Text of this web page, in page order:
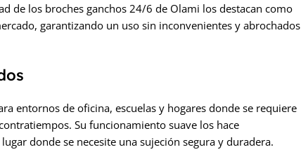
de los broches ganchos 24/6 de Olami los destacan como
garantizando un uso sin inconvenientes y abrochados
entornos de oficina, escuelas y hogares donde se requiere
Su funcionamiento suave los hace
donde se necesite una sujeción segura y duradera.